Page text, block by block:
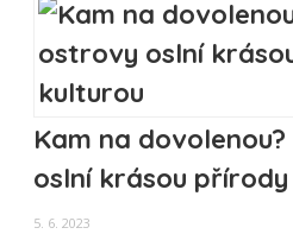
Kam na
oslní krásou
5. 6. 2023